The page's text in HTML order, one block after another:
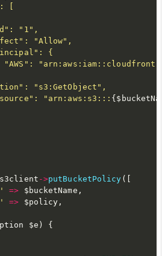
[
"1",
"Allow",
{
"AWS":
"s3:GetObject",
"arn:aws:s3:::
{
->putBucketPolicy (
=> $bucketName ,
=> $policy ,
$e )
{